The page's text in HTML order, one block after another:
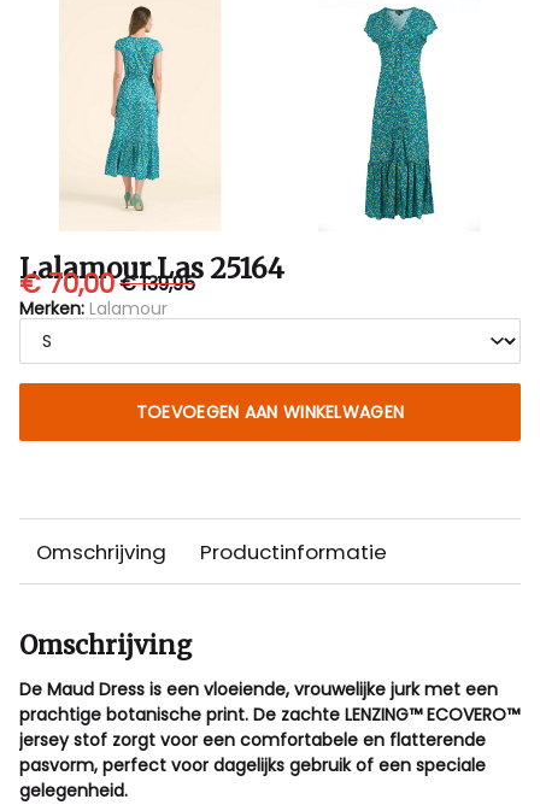
Lalamour Las 25164
€ 70,00€ 139,95
Merken: Lalamour
TOEVOEGEN AAN WINKELWAGEN
Omschrijving Productinformatie
Omschrijving
De Maud Dress is een vloeiende, vrouwelijke jurk met een
prachtige botanische print. De zachte LENZING™ ECOVERO™
jersey stof zorgt voor een comfortabele en flatterende
pasvorm, perfect voor dagelijks gebruik of een speciale
gelegenheid.